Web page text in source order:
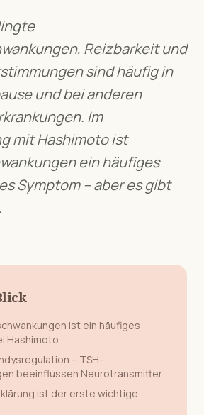
Reizbarkeit und
sind häufig in
und bei anderen
Im
mitHashimotoist
ein häufiges
Symptom – aber es gibt
ist ein häufiges
Hashimoto
– TSH-
beeinflussen Neurotransmitter
ist der erste wichtige